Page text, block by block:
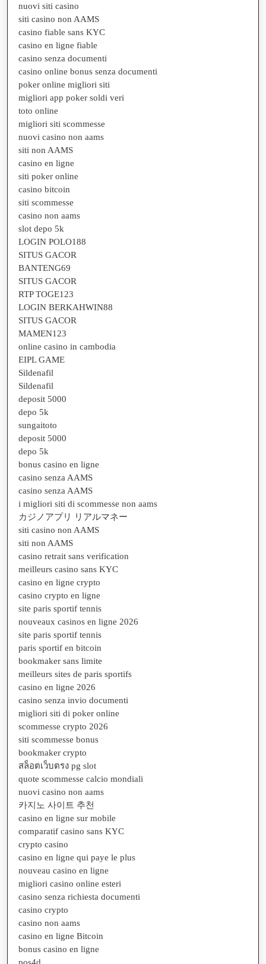
nuovi siti casino
siti casino non AAMS
casino fiable sans KYC
casino en ligne fiable
casino senza documenti
casino online bonus senza documenti
poker online migliori siti
migliori app poker soldi veri
toto online
migliori siti scommesse
nuovi casino non aams
siti non AAMS
casino en ligne
siti poker online
casino bitcoin
siti scommesse
casino non aams
slot depo 5k
LOGIN POLO188
SITUS GACOR
BANTENG69
SITUS GACOR
RTP TOGE123
LOGIN BERKAHWIN88
SITUS GACOR
MAMEN123
online casino in cambodia
EIPL GAME
Sildenafil
Sildenafil
deposit 5000
depo 5k
sungaitoto
deposit 5000
depo 5k
bonus casino en ligne
casino senza AAMS
casino senza AAMS
i migliori siti di scommesse non aams
カジノアプリ リアルマネー
siti casino non AAMS
siti non AAMS
casino retrait sans verification
meilleurs casino sans KYC
casino en ligne crypto
casino crypto en ligne
site paris sportif tennis
nouveaux casinos en ligne 2026
site paris sportif tennis
paris sportif en bitcoin
bookmaker sans limite
meilleurs sites de paris sportifs
casino en ligne 2026
casino senza invio documenti
migliori siti di poker online
scommesse crypto 2026
siti scommesse bonus
bookmaker crypto
สล็อตเว็บตรง pg slot
quote scommesse calcio mondiali
nuovi casino non aams
카지노 사이트 추천
casino en ligne sur mobile
comparatif casino sans KYC
crypto casino
casino en ligne qui paye le plus
nouveau casino en ligne
migliori casino online esteri
casino senza richiesta documenti
casino crypto
casino non aams
casino en ligne Bitcoin
bonus casino en ligne
pos4d